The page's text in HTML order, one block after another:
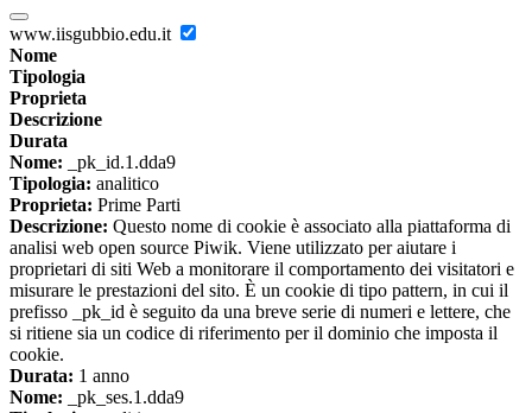
www.iisgubbio.edu.it
Nome
Tipologia
Proprieta
Descrizione
Durata
Nome: _pk_id.1.dda9
Tipologia: analitico
Proprieta: Prime Parti
Descrizione: Questo nome di cookie è associato alla piattaforma di
analisi web open source Piwik. Viene utilizzato per aiutare i
proprietari di siti Web a monitorare il comportamento dei visitatori e
misurare le prestazioni del sito. È un cookie di tipo pattern, in cui il
prefisso _pk_id è seguito da una breve serie di numeri e lettere, che
si ritiene sia un codice di riferimento per il dominio che imposta il
cookie.
Durata: 1 anno
Nome: _pk_ses.1.dda9